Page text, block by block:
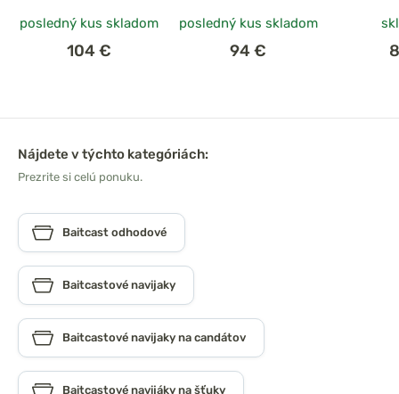
posledný kus skladom
104 €
posledný kus skladom
94 €
Nájdete v týchto kategóriách:
Prezrite si celú ponuku.
Baitcast odhodové
Baitcastové navijaky
Baitcastové navijaky na candátov
Baitcastové navijáky na šťuky